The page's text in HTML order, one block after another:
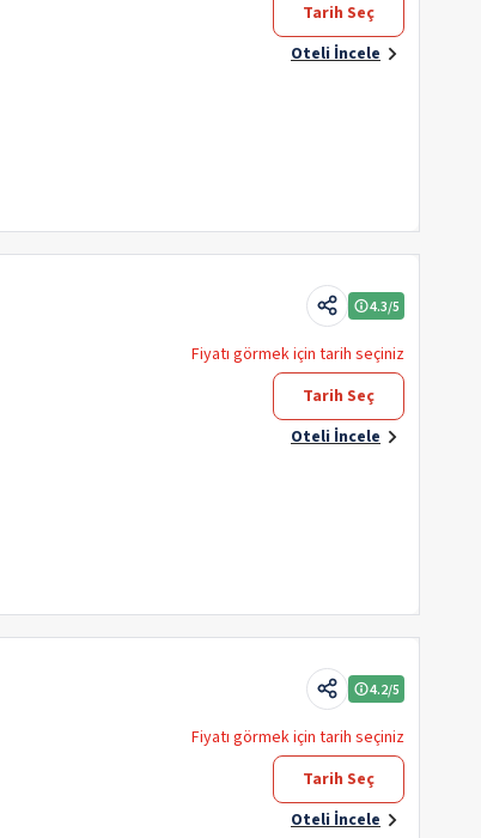
Tarih Seç
Oteli İncele
4.3/5
Fiyatı görmek için tarih seçiniz
Tarih Seç
Oteli İncele
4.2/5
Fiyatı görmek için tarih seçiniz
Tarih Seç
Oteli İncele